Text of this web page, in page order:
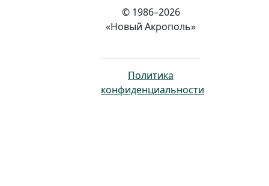
© 1986–2026
«Новый Акрополь»
Политика
конфиденциальности